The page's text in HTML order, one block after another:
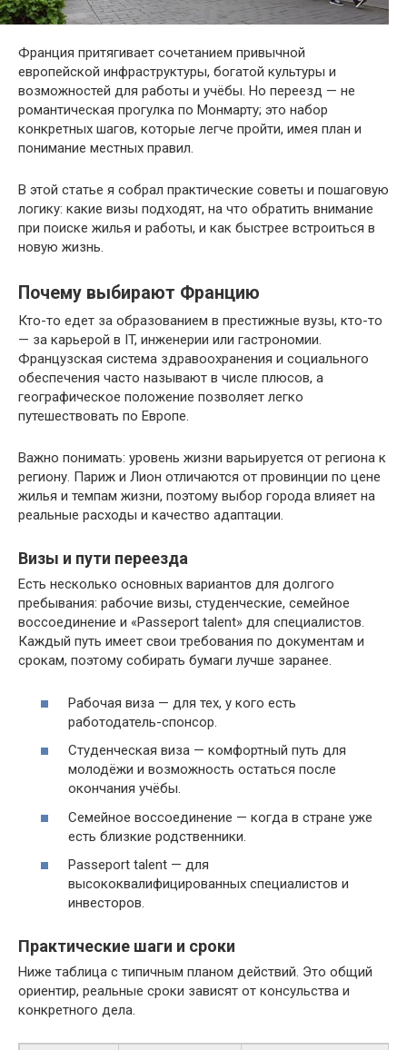
Франция притягивает сочетанием привычной
европейской инфраструктуры, богатой культуры и
возможностей для работы и учёбы. Но переезд — не
романтическая прогулка по Монмарту; это набор
конкретных шагов, которые легче пройти, имея план и
понимание местных правил.
В этой статье я собрал практические советы и пошаговую
логику: какие визы подходят, на что обратить внимание
при поиске жилья и работы, и как быстрее встроиться в
новую жизнь.
Почему выбирают Францию
Кто-то едет за образованием в престижные вузы, кто-то
— за карьерой в IT, инженерии или гастрономии.
Французская система здравоохранения и социального
обеспечения часто называют в числе плюсов, а
географическое положение позволяет легко
путешествовать по Европе.
Важно понимать: уровень жизни варьируется от региона к
региону. Париж и Лион отличаются от провинции по цене
жилья и темпам жизни, поэтому выбор города влияет на
реальные расходы и качество адаптации.
Визы и пути переезда
Есть несколько основных вариантов для долгого
пребывания: рабочие визы, студенческие, семейное
воссоединение и «Passeport talent» для специалистов.
Каждый путь имеет свои требования по документам и
срокам, поэтому собирать бумаги лучше заранее.
Рабочая виза — для тех, у кого есть
работодатель-спонсор.
Студенческая виза — комфортный путь для
молодёжи и возможность остаться после
окончания учёбы.
Семейное воссоединение — когда в стране уже
есть близкие родственники.
Passeport talent — для
высококвалифицированных специалистов и
инвесторов.
Практические шаги и сроки
Ниже таблица с типичным планом действий. Это общий
ориентир, реальные сроки зависят от консульства и
конкретного дела.